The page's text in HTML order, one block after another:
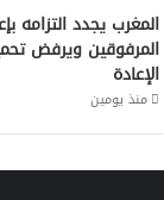
المغرب يجدد التزامه
المرفوقين ويرفض
الإعادة
منذ يومين